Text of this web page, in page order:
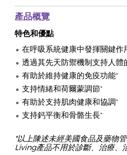
產品概覽
特色和優點
在呼吸系統健康中發揮關鍵作
透過其先天防禦機制支持人體
有助於維持健康的免疫功能*
支持情緒和荷爾蒙調節*
有助於支持肌肉健康和協調*
支持鈣平衡和骨骼生長*
*以上陳述未經美國食品及藥物
Living產品不用於診斷、治療、